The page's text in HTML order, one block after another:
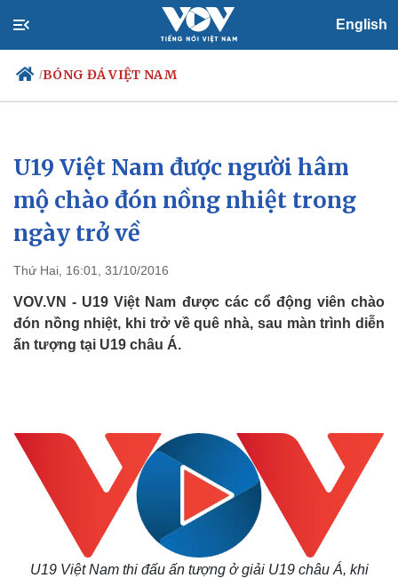
English
/BÓNG ĐÁ VIỆT NAM
Chính trị
Đảng
Tổ chức nhân sự
Quốc hội
Nhận diện sự thật
Xã hội
Tin 24h
Dự báo thời tiết
U19 Việt Nam được người hâm
mộ chào đón nồng nhiệt trong
ngày trở về
Thứ Hai, 16:01, 31/10/2016
VOV.VN - U19 Việt Nam được các cổ động viên chào
đón nồng nhiệt, khi trở về quê nhà, sau màn trình diễn
ấn tượng tại U19 châu Á.
U19 Việt Nam thi đấu ấn tượng ở giải U19 châu Á, khi